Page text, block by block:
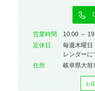
営業時間
10:00 ～
定休⽇
毎週木曜
レンダーに
住所
岐阜県大垣
お